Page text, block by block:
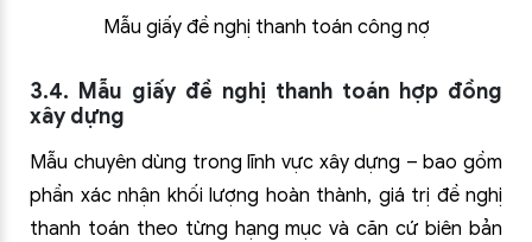
Mẫu giấy đề nghị thanh toán công nợ
3.4. Mẫu giấy đề nghị thanh toán hợp đồng
xây dựng
Mẫu chuyên dùng trong lĩnh vực xây dựng – bao gồm
phần xác nhận khối lượng hoàn thành, giá trị đề nghị
thanh toán theo từng hạng mục và căn cứ biên bản